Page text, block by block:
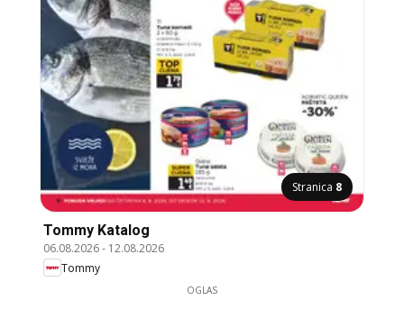
Stranica 8
Tommy Katalog
06.08.2026- 12.08.2026
Tommy
OGLAS